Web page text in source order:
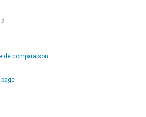
de comparaison
page